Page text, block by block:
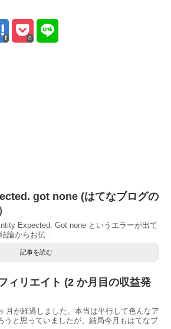
0
got none (はてなブログの
Expected. Got none というエラーが出て
論からお伝...
記事を読む
ィリエイト (2 か月目の収益発
月が経過しました。本当は平行して色んなア
うと思っていましたが、結局今月もはてなブ